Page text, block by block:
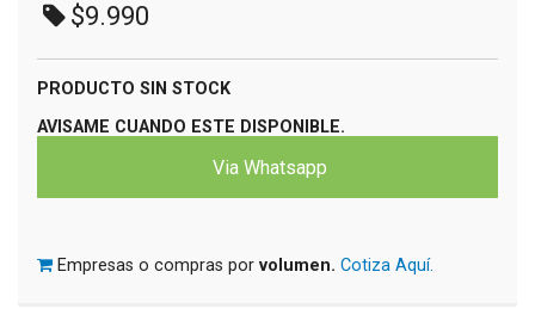
$9.990
PRODUCTO SIN STOCK
AVISAME CUANDO ESTE DISPONIBLE.
Via Whatsapp
Empresas o compras por volumen. Cotiza Aquí.